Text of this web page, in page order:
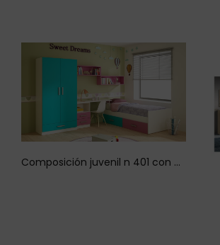
Composición juvenil n 401 con cama nido